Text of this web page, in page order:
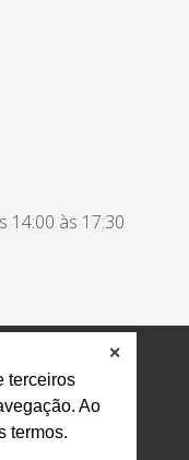
terceiros
Ao
termos.
✕
14:00 às 17:30
de Dados
Livro Eletrónico
AM. Developed by